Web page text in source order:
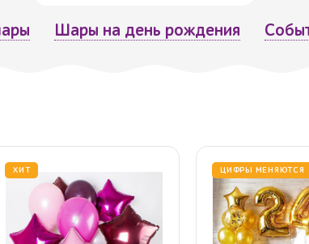
Шары на день рождения
ХИТ ЦИФРЫ МЕНЯЮТСЯ